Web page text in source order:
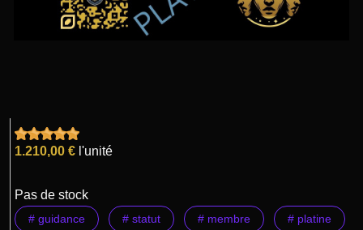
1.210,00 € l'unité
Pas de stock
# guidance # statut # membre # platine